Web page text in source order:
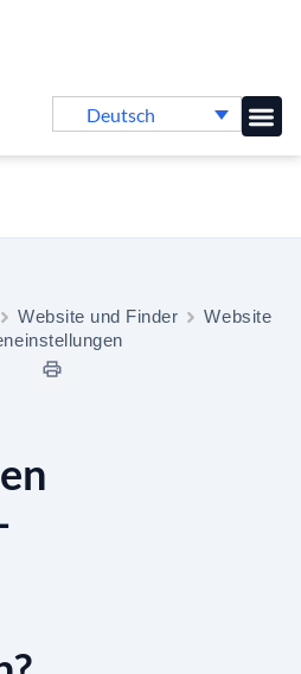
Deutsch
Website und Finder
Website